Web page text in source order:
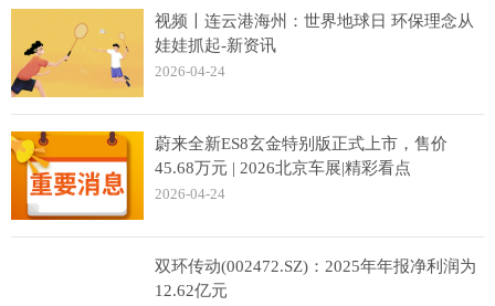
视频〡连云港海州：世界地球日 环保理念从
娃娃抓起-新资讯
2026-04-24
蔚来全新ES8玄金特别版正式上市，售价
45.68万元 | 2026北京车展|精彩看点
2026-04-24
双环传动(002472.SZ)：2025年年报净利润为
12.62亿元